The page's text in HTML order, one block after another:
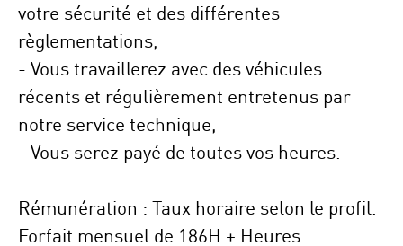
votre sécurité et des différentes
règlementations,
- Vous travaillerez avec des véhicules
récents et régulièrement entretenus par
notre service technique,
- Vous serez payé de toutes vos heures.
Rémunération : Taux horaire selon le profil.
Forfait mensuel de 186H + Heures